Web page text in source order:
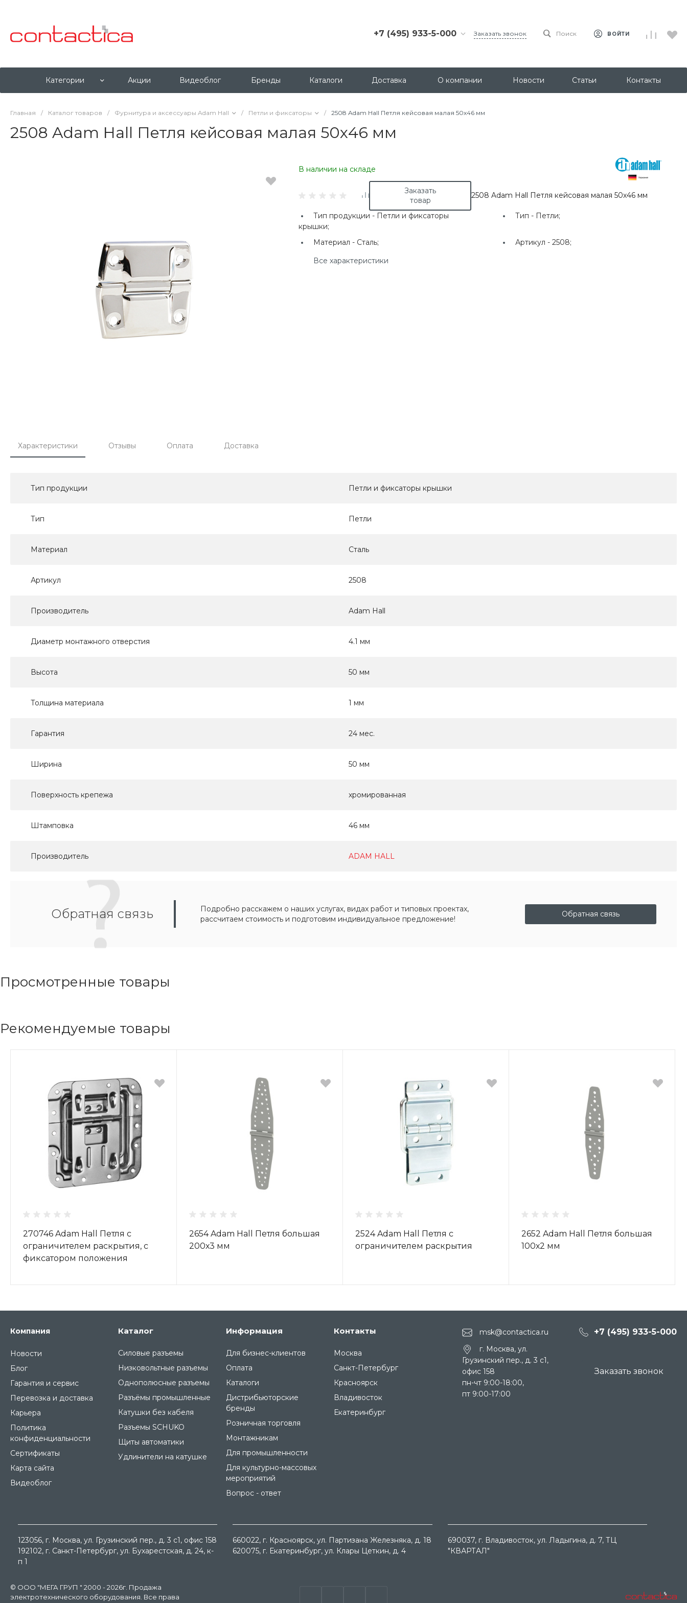
+7 (495) 933-5-000
г. Москва, ул.
Грузинский пер., д. 3 c1,
офис 158
г. Санкт-Петербург, ул.
Бухарестская, д. 24, корп
+7 (923) 335-50-00
г. Красноярск, ул.
Партизана Железняка, д.
Клары Цеткин, д. 4
Заказать звонок Поиск ВОЙТИ
Категории Акции Видеоблог Бренды Каталоги Доставка О компании Новости Статьи Контакты
Главная / Каталог товаров / Фурнитура и аксессуары Adam Hall / Петли и фиксаторы / 2508 Adam Hall Петля кейсовая малая 50х46 мм
2508 Adam Hall Петля кейсовая малая 50х46 мм
В наличии на складе
Заказать
товар
2508 Adam Hall Петля кейсовая малая 50х46 мм
Тип продукции - Петли и фиксаторы
крышки;
Тип - Петли;
Материал - Сталь; Артикул -2508;
Все характеристики
Характеристики Отзывы Оплата Доставка
Тип продукции Петли и фиксаторы крышки
Тип Петли
Материал Сталь
Артикул 2508
Производитель Adam Hall
Диаметр монтажного отверстия 4.1 мм
Высота 50 мм
Толщина материала 1 мм
Гарантия 24 мес.
Ширина 50 мм
Поверхность крепежа хромированная
Штамповка 46 мм
Производитель ADAM HALL
Обратная связь
Подробно расскажем о наших услугах, видах работ и типовых проектах,
рассчитаем стоимость и подготовим индивидуальное предложение!
Обратная связь
Просмотренные товары
Рекомендуемые товары
270746 Adam Hall Петля с
ограничителем раскрытия, с
фиксатором положения
2654 Adam Hall Петля большая
200х3 мм
2524 Adam Hall Петля с
ограничителем раскрытия
2652 Adam Hall Петля большая
100х2 мм
Компания
Новости
Блог
Гарантия и сервис
Перевозка и доставка
Карьера
Политика
конфиденциальности
Сертификаты
Карта сайта
Видеоблог
Каталог
Силовые разъемы
Низковольтные разъемы
Однополюсные разъемы
Разъёмы промышленные
Катушки без кабеля
Разъемы SCHUKO
Щиты автоматики
Удлинители на катушке
Информация
Для бизнес-клиентов
Оплата
Каталоги
Дистрибьюторские
бренды
Розничная торговля
Монтажникам
Для промышленности
Для культурно-массовых
мероприятий
Вопрос - ответ
Контакты
Москва
Санкт-Петербург
Красноярск
Владивосток
Екатеринбург
msk@contactica.ru +7 (495) 933-5-000
г. Москва, ул.
Грузинский пер., д. 3 c1,
офис 158
пн-чт 9:00-18:00,
пт 9:00-17:00
Заказать звонок
123056, г. Москва, ул. Грузинский пер., д. 3 c1, офис 158
192102, г. Санкт-Петербург, ул. Бухарестская, д. 24, к-
п 1
660022, г. Красноярск, ул. Партизана Железняка, д. 18
620075, г. Екатеринбург, ул. Клары Цеткин, д. 4
690037, г. Владивосток, ул. Ладыгина, д. 7, ТЦ
"КВАРТАЛ"
© ООО "МЕГА ГРУП " 2000 - 2026г. Продажа
электротехнического оборудования. Все права